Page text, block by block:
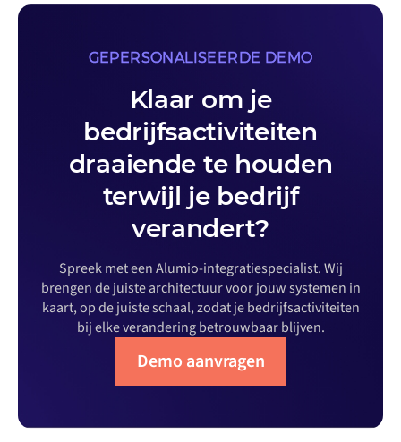
GEPERSONALISEERDE DEMO
Klaar om je
bedrijfsactiviteiten
draaiende te houden
terwijl je bedrijf
verandert?
Spreek met een Alumio-integratiespecialist. Wij
brengen de juiste architectuur voor jouw systemen in
kaart, op de juiste schaal, zodat je bedrijfsactiviteiten
bij elke verandering betrouwbaar blijven.
Demo aanvragen